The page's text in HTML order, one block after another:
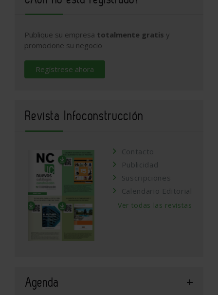
Publique su empresa totalmente gratis y
promocione su negocio
Regístrese ahora
Revista Infoconstrucción
Contacto
Publicidad
Suscripciones
Calendario Editorial
Ver todas las revistas
Agenda